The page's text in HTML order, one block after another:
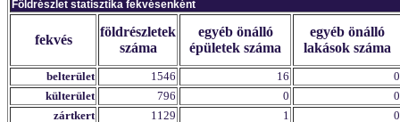
Földrészlet statisztika fekvésenként
fekvés
földrészletek
száma
egyéb önálló
épületek száma
egyéb önálló
lakások száma
belterület 1546 16
0
külterület
796 0
0
zártkert
1129 1 0